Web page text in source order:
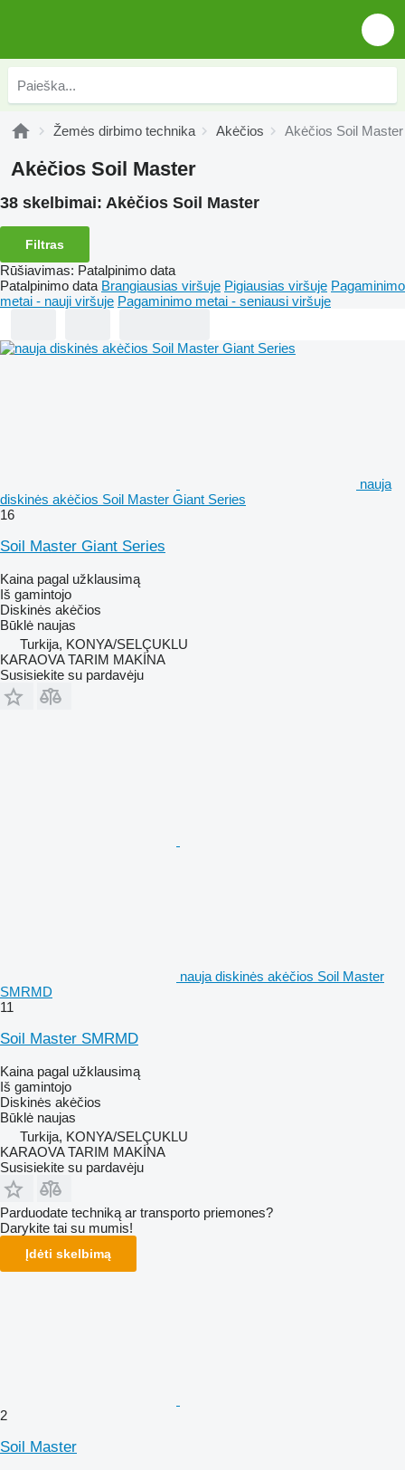
Žemės dirbimo technika Akėčios Akėčios Soil Master
Akėčios Soil Master
38 skelbimai: Akėčios Soil Master
Filtras
Rūšiavimas: Patalpinimo data
Patalpinimo data Brangiausias viršuje Pigiausias viršuje Pagaminimo
metai - nauji viršuje Pagaminimo metai - seniausi viršuje
nauja
diskinės akėčios Soil Master Giant Series
16
Soil Master Giant Series
Kaina pagal užklausimą
Iš gamintojo
Diskinės akėčios
Būklė naujas
Turkija, KONYA/SELÇUKLU
KARAOVA TARIM MAKİNA
Susisiekite su pardavėju
nauja diskinės akėčios Soil Master
SMRMD
11
Soil Master SMRMD
Kaina pagal užklausimą
Iš gamintojo
Diskinės akėčios
Būklė naujas
Turkija, KONYA/SELÇUKLU
KARAOVA TARIM MAKİNA
Susisiekite su pardavėju
Parduodate techniką ar transporto priemones?
Darykite tai su mumis!
Įdėti skelbimą
2
Soil Master